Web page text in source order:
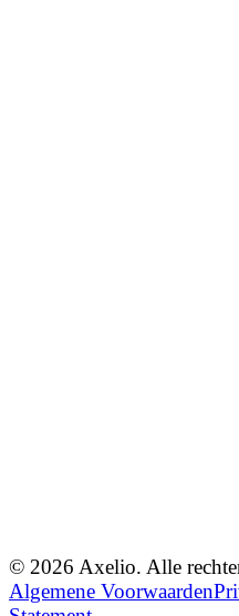
© 2026 Axelio. Alle
Algemene Voorwaarden